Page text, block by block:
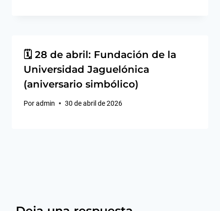
🗓️ 28 de abril: Fundación de la
Universidad Jaguelónica
(aniversario simbólico)
Poradmin 30 de abril de 2026